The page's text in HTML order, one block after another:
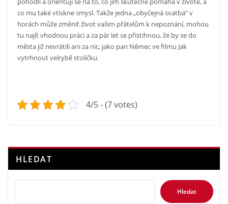
co mu také vtiskne smysl.Takže jedna „obyčejná svatba“ v
horách může změnit život vašim přátelům k nepoznání, mohou
tu najít vhodnou práci a za pár let se přistihnou, že by se do
města již nevrátili ani za nic, jako pan Němec ve filmu Jak
vytrhnout velrybě stoličku.
4/5 - (7 votes)
HLEDAT
Hledat